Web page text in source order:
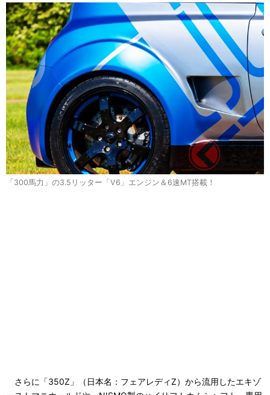
「300馬力」の3.5リッター「V6」エンジン＆6速MT搭載！
さらに「350Z」（日本名：フェアレディZ）から流用したエキゾ